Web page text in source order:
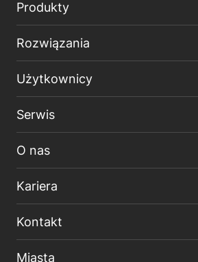
Produkty
Rozwiązania
Użytkownicy
Serwis
O nas
Kariera
Kontakt
Miasta